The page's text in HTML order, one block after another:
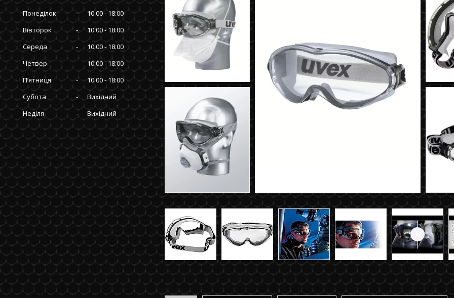
Понеділок 10:00
18:00
Вівторок
10:00
18:00
Середа
10:00
18:00
Четвер
10:00
18:00
Пʼятниця
10:00
18:00
Субота
Вихідний
Неділя
Вихідний